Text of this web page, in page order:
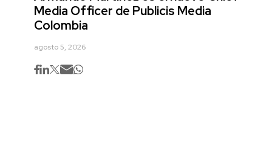
Media Officer de Publicis Media
Colombia
agosto 5, 2026